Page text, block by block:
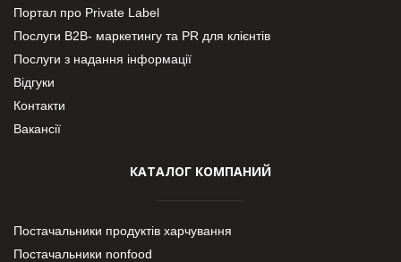
Портал про Private Label
Послуги В2В- маркетингу та PR для клієнтів
Послуги з надання інформації
Відгуки
Контакти
Вакансії
КАТАЛОГ КОМПАНИЙ
Постачальники продуктів харчування
Постачальники nonfood